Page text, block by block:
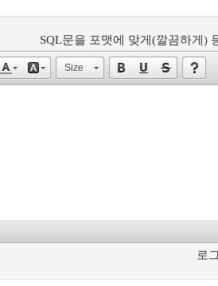
SQL문을 포맷에 맞게(깔끔하게)
Size
로